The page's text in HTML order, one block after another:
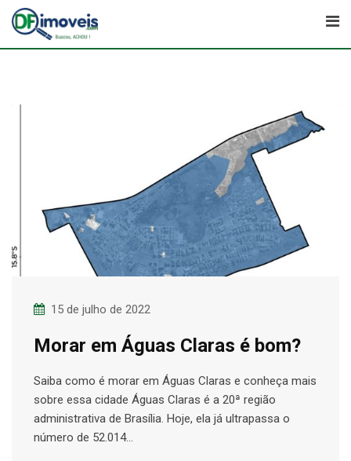
Skip
content
15 de julho de 2022
Morar em Águas Claras é bom?
Saiba como é morar em Águas Claras e conheça mais
sobre essa cidade Águas Claras é a 20ª região
administrativa de Brasília. Hoje, ela já ultrapassa o
número de 52.014…